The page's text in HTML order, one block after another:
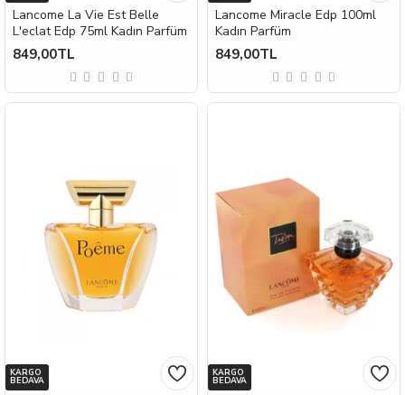
Lancome La Vie Est Belle
L'eclat Edp 75ml Kadın Parfüm
849,00TL
Lancome Miracle Edp 100ml
Kadın Parfüm
849,00TL
KARGO
BEDAVA
KARGO
BEDAVA